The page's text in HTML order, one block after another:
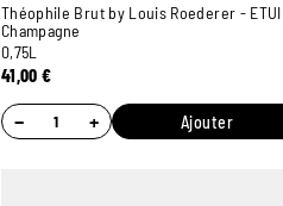
Théophile Brut by Louis Roederer - ETUI
Champagne
0,75L
41,00€
− + Ajouter